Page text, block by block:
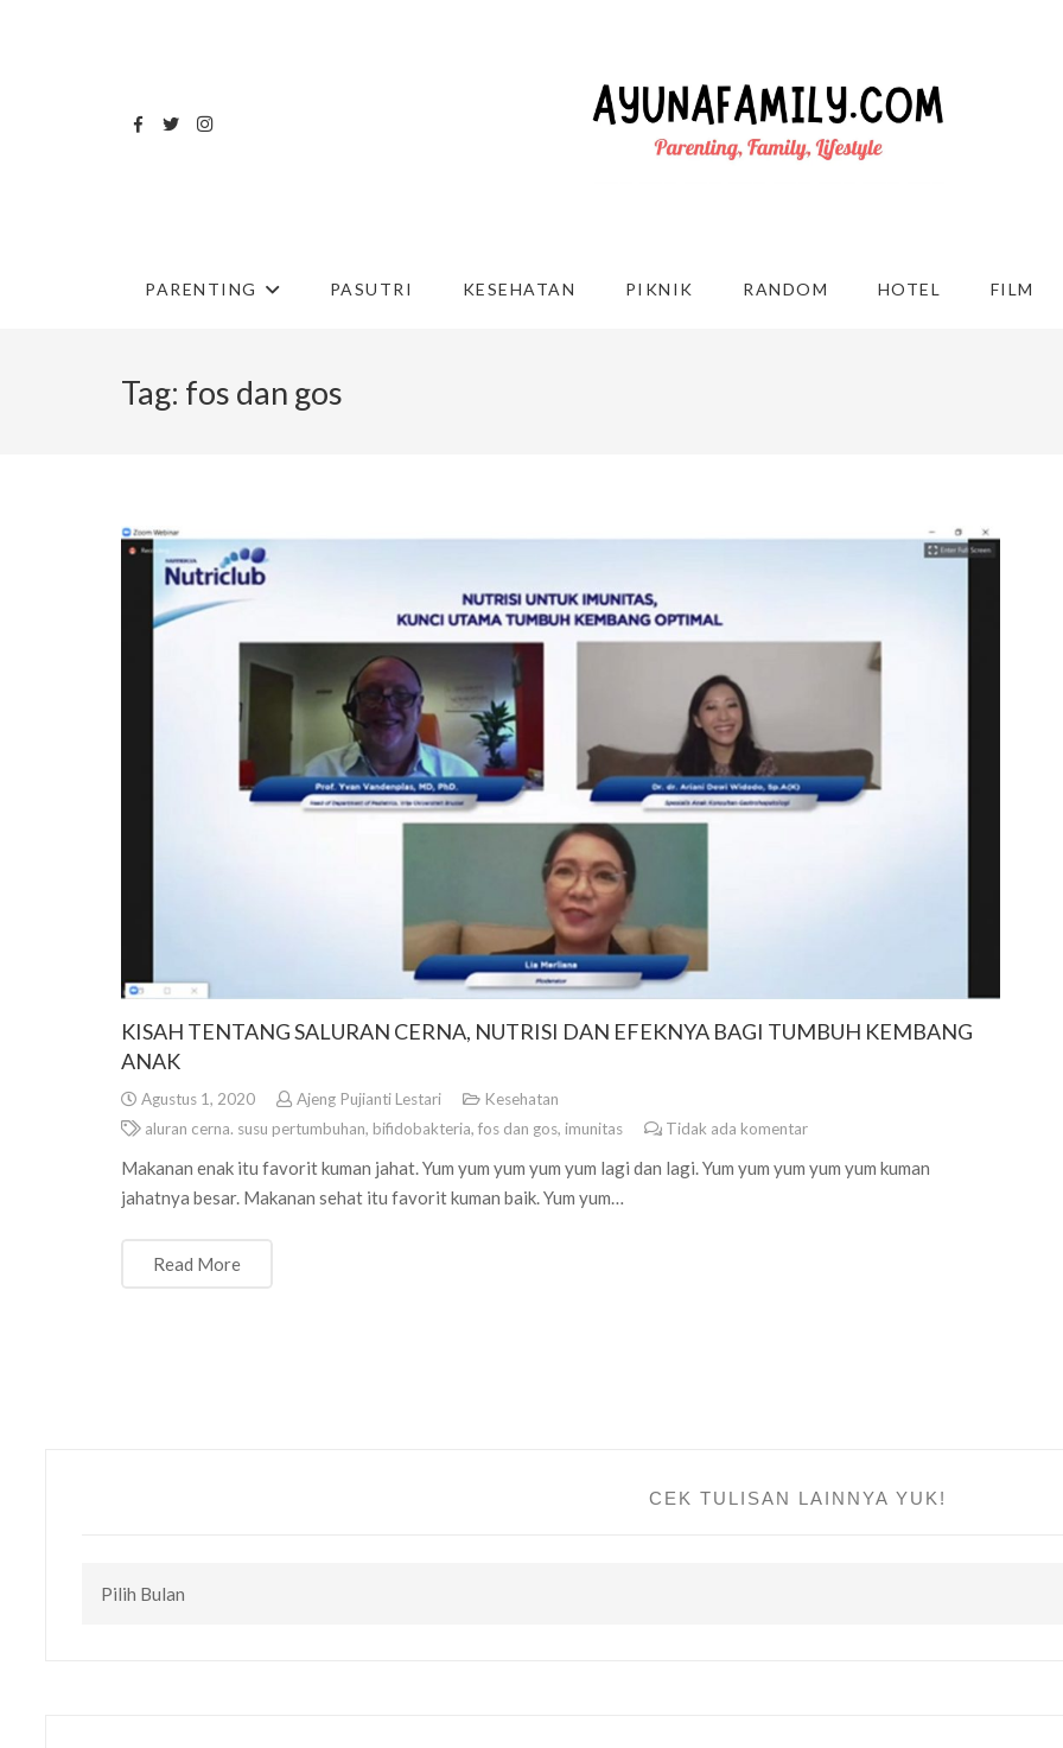
PARENTING PASUTRI KESEHATAN PIKNIK RANDOM HOTEL FILM
Tag: fos dan gos
KISAH TENTANG SALURAN CERNA, NUTRISI DAN EFEKNYA BAGI TUMBUH KEMBANG
ANAK
Agustus 1, 2020 Ajeng Pujianti Lestari
Kesehatan
aluran cerna. susu pertumbuhan, bifidobakteria, fos dan gos, imunitas Tidak ada komentar
Makanan enak itu favorit kuman jahat. Yum yum yum yum yum lagi dan lagi. Yum yum yum yum yum kuman
jahatnya besar. Makanan sehat itu favorit kuman baik. Yum yum…
Read More
CEK TULISAN LAINNYA YUK!
TULISAN